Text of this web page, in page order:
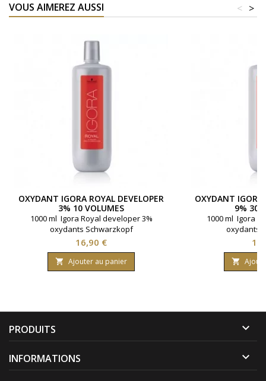
VOUS AIMEREZ AUSSI >
<
OXYDANT IGORA ROYAL DEVELOPER
3% 10 VOLUMES
1000 ml Igora Royal developer 3%
oxydants Schwarzkopf
Prix
16,90 €
 Ajouter au panier
OXYDANT IGORA
9% 30
1000 ml Igora
oxydants

PRODUITS 
INFORMATIONS 